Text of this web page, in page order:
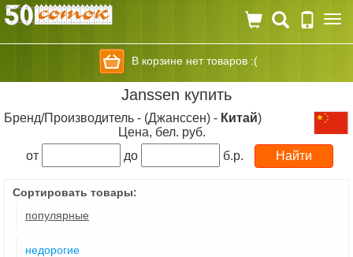
В корзине нет товаров :(
Janssen купить
Бренд/Производитель - (Джанссен) - Китай)
Цена, бел. руб.
от
до б.р.
Сортировать товары:
популярные
недорогие